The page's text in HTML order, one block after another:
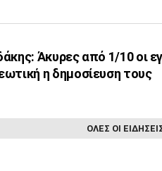
Άκυρες από 1/10 οι
η δημοσίευση τους
ΟΛΕΣ ΟΙ